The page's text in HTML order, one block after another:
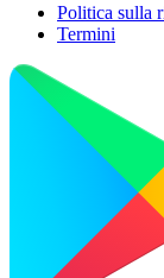
Politica sulla
Termini